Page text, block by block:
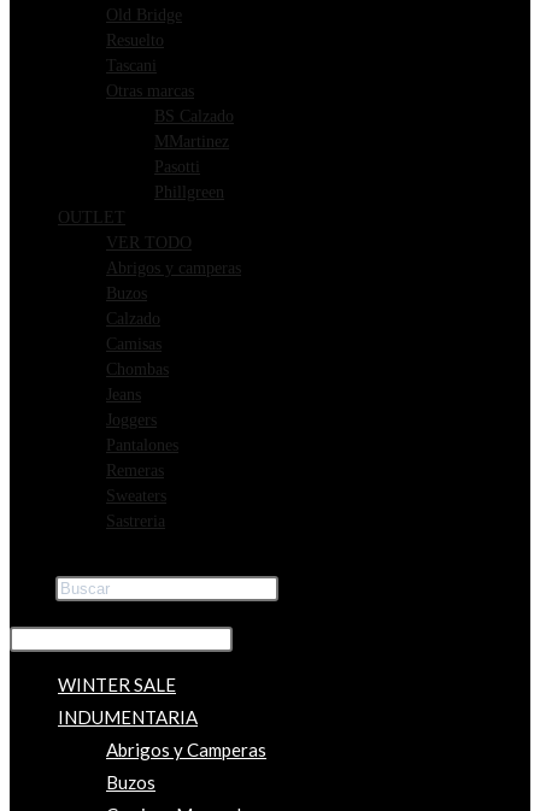
Old Bridge
Resuelto
Tascani
Otras marcas
BS Calzado
MMartinez
Pasotti
Phillgreen
OUTLET
VER TODO
Abrigos y camperas
Buzos
Calzado
Camisas
Chombas
Jeans
Joggers
Pantalones
Remeras
Sweaters
Sastreria
WINTER SALE
INDUMENTARIA
Abrigos y Camperas
Buzos